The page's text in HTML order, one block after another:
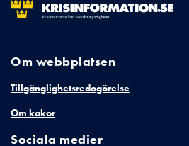
Om webbplatsen
Tillgänglighetsredogörelse
Om kakor
Sociala medier